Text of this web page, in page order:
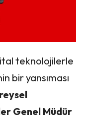
teknolojilerle
bir yansıması
Genel Müdür